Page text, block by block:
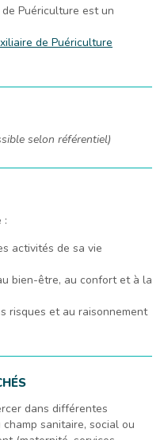
de Puériculture est un
de Puériculture
selon référentiel)
:
activités de sa vie
bien-être, au confort et à la
risques et au raisonnement
dans différentes
sanitaire, social ou